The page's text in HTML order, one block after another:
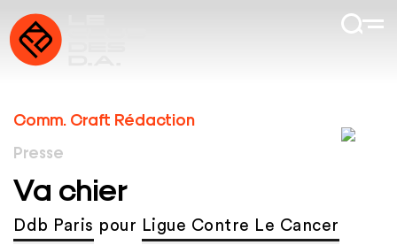
Comm. Craft Rédaction
Presse
Va chier
Ddb Paris pour Ligue Contre Le Cancer